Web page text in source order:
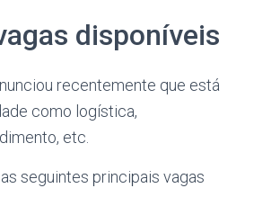
disponíveis
recentemente que está
como logística,
etc.
seguintes principais vagas